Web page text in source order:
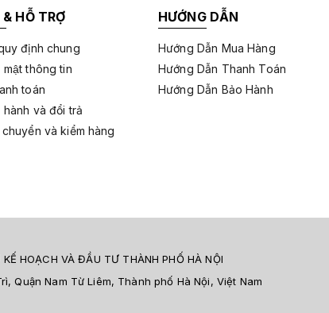
HỖ TRỢ
định chung
thông tin
toán
và đổi trả
và kiểm hàng
HƯỚNG DẪN
Hướng Dẫn Mua Hàng
Hướng Dẫn Thanh Toán
Hướng Dẫn Bảo Hành
HOẠCH VÀ ĐẦU TƯ THÀNH PHỐ HÀ NỘI
Quận Nam Từ Liêm, Thành phố Hà Nội, Việt Nam